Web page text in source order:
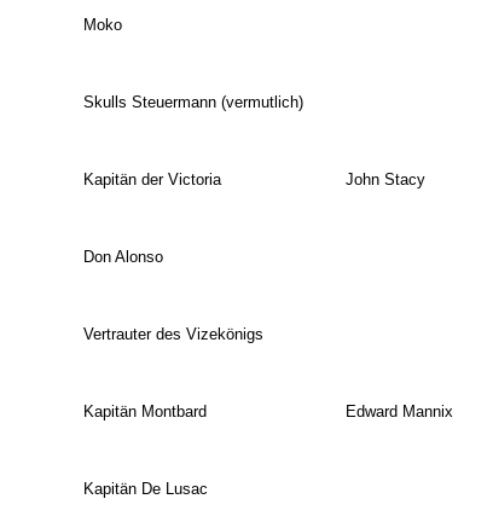
Moko
Skulls Steuermann (vermutlich)
Kapitän der Victoria John Stacy
Don Alonso
Vertrauter des Vizekönigs
Kapitän Montbard Edward Mannix
Kapitän De Lusac